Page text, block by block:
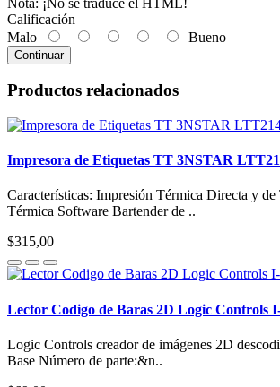
Calificación
Malo
Bueno
Continuar
Productos relacionados
Impresora de Etiquetas TT 3NSTAR
Características: Impresión Térmica Directa y de
Térmica Software Bartender de ..
$315,00
Lector Codigo de Baras 2D Logic Controls
Logic Controls creador de imágenes 2D
Base Número de parte:&n..